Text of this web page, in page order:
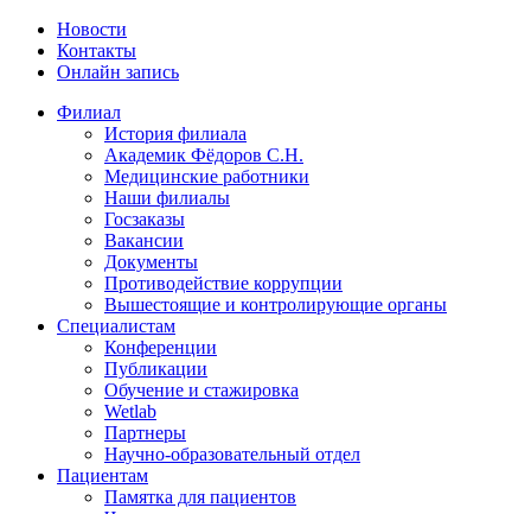
Новости
Контакты
Онлайн запись
Филиал
История филиала
Академик Фёдоров С.Н.
Медицинские работники
Наши филиалы
Госзаказы
Вакансии
Документы
Противодействие коррупции
Вышестоящие и контролирующие органы
Специалистам
Конференции
Публикации
Обучение и стажировка
Wetlab
Партнеры
Научно-образовательный отдел
Пациентам
Памятка для пациентов